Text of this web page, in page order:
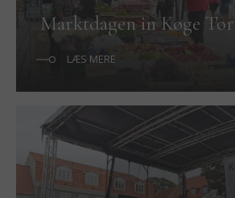
Marktdagen in Køge
LÆS MERE